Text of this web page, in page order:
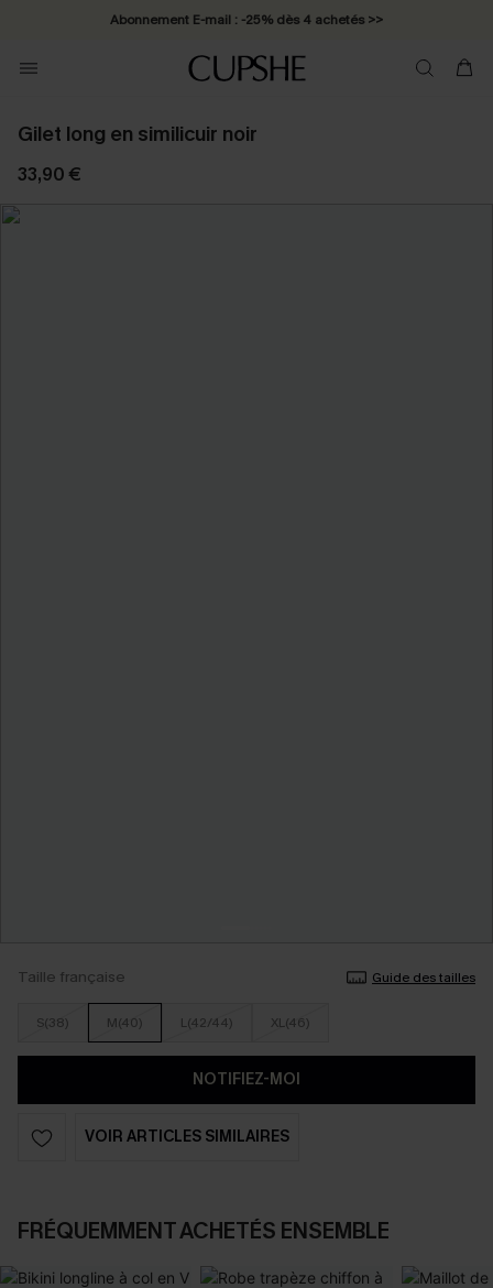
Abonnement E-mail : -25% dès 4 achetés >>
Gilet long en similicuir noir
33,90 €
Taille française Guide des tailles
S(38) M(40) L(42/44) XL(46)
NOTIFIEZ-MOI
VOIR ARTICLES SIMILAIRES
FRÉQUEMMENT ACHETÉS ENSEMBLE